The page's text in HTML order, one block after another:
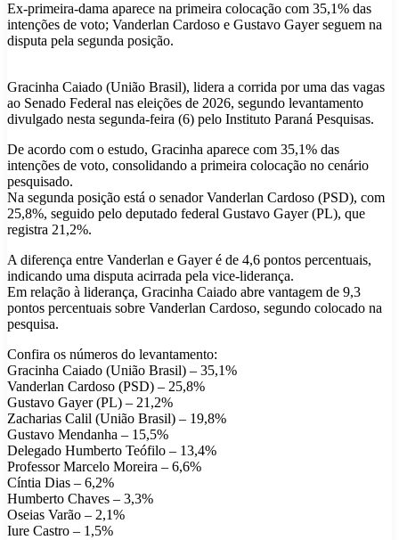
Ex-primeira-dama aparece na primeira colocação com 35,1% das
intenções de voto; Vanderlan Cardoso e Gustavo Gayer seguem na
disputa pela segunda posição.
Gracinha Caiado (União Brasil), lidera a corrida por uma das vagas
ao Senado Federal nas eleições de 2026, segundo levantamento
divulgado nesta segunda-feira (6) pelo Instituto Paraná Pesquisas.
De acordo com o estudo, Gracinha aparece com 35,1% das
intenções de voto, consolidando a primeira colocação no cenário
pesquisado.
Na segunda posição está o senador Vanderlan Cardoso (PSD), com
25,8%, seguido pelo deputado federal Gustavo Gayer (PL), que
registra 21,2%.
A diferença entre Vanderlan e Gayer é de 4,6 pontos percentuais,
indicando uma disputa acirrada pela vice-liderança.
Em relação à liderança, Gracinha Caiado abre vantagem de 9,3
pontos percentuais sobre Vanderlan Cardoso, segundo colocado na
pesquisa.
Confira os números do levantamento:
Gracinha Caiado (União Brasil) – 35,1%
Vanderlan Cardoso (PSD) – 25,8%
Gustavo Gayer (PL) – 21,2%
Zacharias Calil (União Brasil) – 19,8%
Gustavo Mendanha – 15,5%
Delegado Humberto Teófilo – 13,4%
Professor Marcelo Moreira – 6,6%
Cíntia Dias – 6,2%
Humberto Chaves – 3,3%
Oseias Varão – 2,1%
Iure Castro – 1,5%